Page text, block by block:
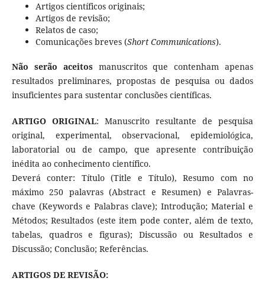
Artigos científicos originais;
Artigos de revisão;
Relatos de caso;
Comunicações breves (Short Communications).
Não serão aceitosmanuscritos que contenham apenas
resultados preliminares, propostas de pesquisa ou dados
insuficientes para sustentar conclusões científicas.
ARTIGO ORIGINAL: Manuscrito resultante de pesquisa
original, experimental, observacional, epidemiológica,
laboratorial ou de campo, que apresente contribuição
inédita ao conhecimento científico.
Deverá conter: Título (Title e Título), Resumo com no
máximo 250 palavras (Abstract e Resumen) e Palavras-
chave (Keywords e Palabras clave); Introdução; Material e
Métodos; Resultados (este item pode conter, além de texto,
tabelas, quadros e figuras); Discussão ou Resultados e
Discussão; Conclusão; Referências.
ARTIGOS DE REVISÃO: